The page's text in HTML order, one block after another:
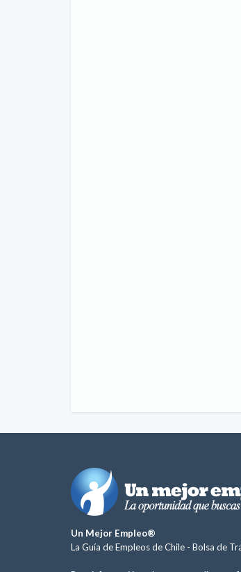
Un Mejor Empleo®
La Guía de Empleos de Chile - Bolsa de